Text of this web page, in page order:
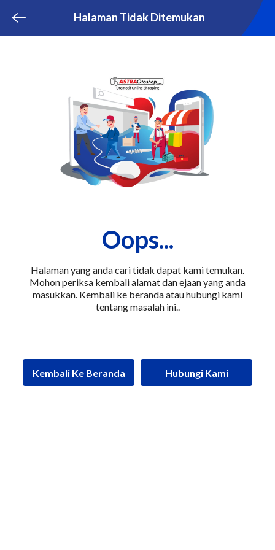
Halaman Tidak Ditemukan
Oops...
Halaman yang anda cari tidak dapat kami temukan.
Mohon periksa kembali alamat dan ejaan yang anda
masukkan. Kembali ke beranda atau hubungi kami
tentang masalah ini..
Kembali Ke Beranda Hubungi Kami